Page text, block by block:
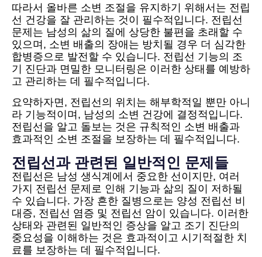
따라서 올바른 소변 조절을 유지하기 위해서는 전립
선 건강을 잘 관리하는 것이 필수적입니다. 전립선
문제는 남성의 삶의 질에 상당한 불편을 초래할 수
있으며, 소변 배출의 장애는 방치될 경우 더 심각한
합병증으로 발전할 수 있습니다. 전립선 기능의 조
기 진단과 면밀한 모니터링은 이러한 상태를 예방하
고 관리하는 데 필수적입니다.
요약하자면, 전립선의 위치는 해부학적일 뿐만 아니
라 기능적이며, 남성의 소변 건강에 결정적입니다.
전립선을 알고 돌보는 것은 규칙적인 소변 배출과
효과적인 소변 조절을 보장하는 데 필수적입니다.
전립선과 관련된 일반적인 문제들
전립선은 남성 생식계에서 중요한 선이지만, 여러
가지 전립선 문제로 인해 기능과 삶의 질이 저하될
수 있습니다. 가장 흔한 질병으로는 양성 전립선 비
대증, 전립선 염증 및 전립선 암이 있습니다. 이러한
상태와 관련된 일반적인 증상을 알고 조기 진단의
중요성을 이해하는 것은 효과적이고 시기적절한 치
료를 보장하는 데 필수적입니다.